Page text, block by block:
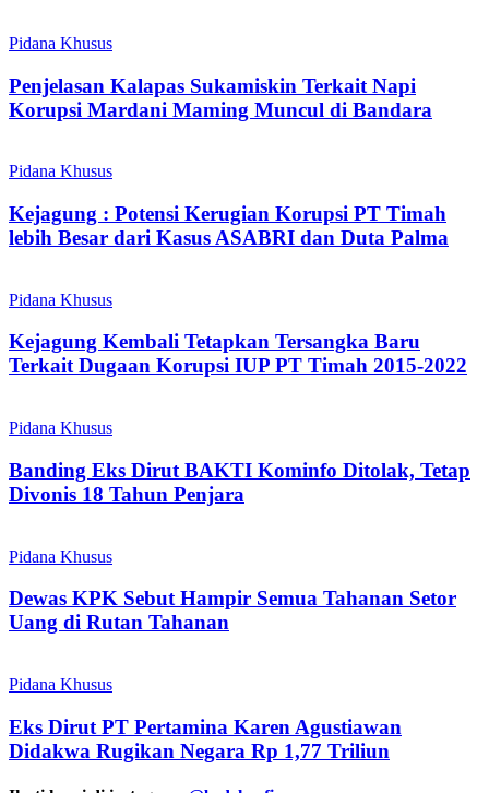
Pidana Khusus
Penjelasan Kalapas Sukamiskin Terkait Napi
Korupsi Mardani Maming Muncul di Bandara
Pidana Khusus
Kejagung : Potensi Kerugian Korupsi PT Timah
lebih Besar dari Kasus ASABRI dan Duta Palma
Pidana Khusus
Kejagung Kembali Tetapkan Tersangka Baru
Terkait Dugaan Korupsi IUP PT Timah 2015-2022
Pidana Khusus
Banding Eks Dirut BAKTI Kominfo Ditolak, Tetap
Divonis 18 Tahun Penjara
Pidana Khusus
Dewas KPK Sebut Hampir Semua Tahanan Setor
Uang di Rutan Tahanan
Pidana Khusus
Eks Dirut PT Pertamina Karen Agustiawan
Didakwa Rugikan Negara Rp 1,77 Triliun